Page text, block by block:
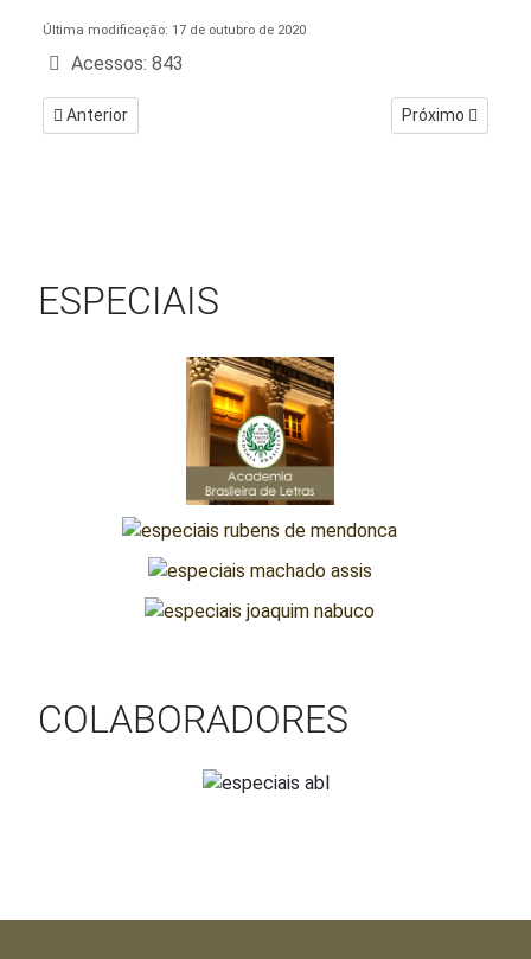
Última modificação: 17 de outubro de 2020
Acessos: 843
Artigo anterior: Bem-vindo ao meu perfil
Anterior Próximo artigo:
Próximo
ESPECIAIS
COLABORADORES